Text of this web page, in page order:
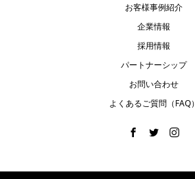
お客様事例紹介
企業情報
採用情報
パートナーシップ
お問い合わせ
よくあるご質問（FAQ）